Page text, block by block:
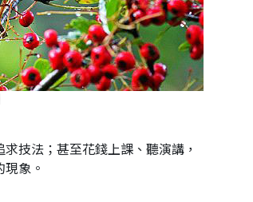
技法；甚至花錢上課、聽演講，
象。